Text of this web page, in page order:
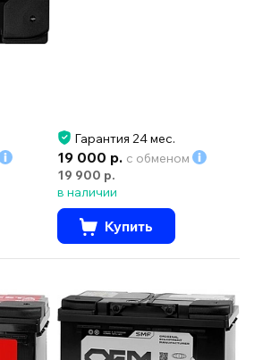
Гарантия 24 мес.
19 000 р. с обменом
19 900 р.
в наличии
Купить